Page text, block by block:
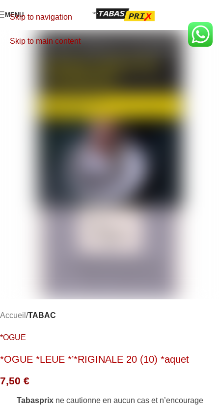
Skip to navigation
Skip to main content
MENU
Accueil TABAC
*OGUE
*OGUE *LEUE *’*RIGINALE 20 (10) *aquet
7,50 €
Tabasprix ne cautionne en aucun cas et n’encourage